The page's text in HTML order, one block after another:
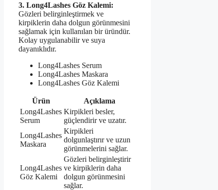
3. Long4Lashes Göz Kalemi:
Gözleri belirginleştirmek ve
kirpiklerin daha dolgun görünmesini
sağlamak için kullanılan bir üründür.
Kolay uygulanabilir ve suya
dayanıklıdır.
Long4Lashes Serum
Long4Lashes Maskara
Long4Lashes Göz Kalemi
Ürün
Açıklama
Long4Lashes
Serum
Kirpikleri besler,
güçlendirir ve uzatır.
Long4Lashes
Maskara
Kirpikleri
dolgunlaştırır ve uzun
görünmelerini sağlar.
Long4Lashes
Göz Kalemi
Gözleri belirginleştirir
ve kirpiklerin daha
dolgun görünmesini
sağlar.